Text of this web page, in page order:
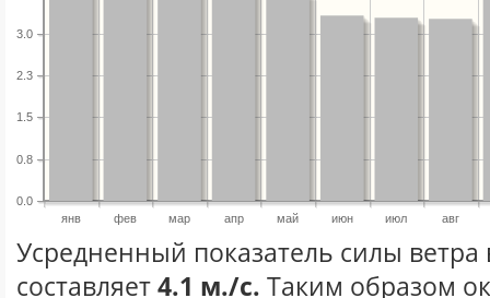
янв фев мар апр май июн июл авг
0.0
0.8
1.5
2.3
3.0
Усредненный показатель силы ветра
составляет4.1 м./с. Таким образом